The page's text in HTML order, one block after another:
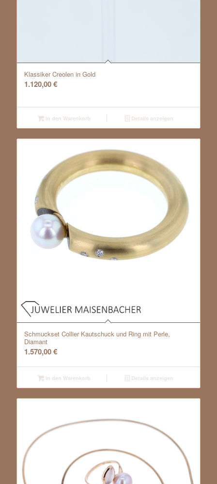
Klassiker Creolen in Gold
1.120,00€
In den Warenkorb Details anzeigen
Schmuckset Collier Kautschuck und Ring mit Perle,
Diamant
1.570,00€
In den Warenkorb Details anzeigen